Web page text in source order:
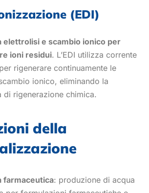
(EDI)
elettrolisi e scambio ionico per
ioni residui. L’EDI utilizza corrente
rigenerare continuamente le
ionico, eliminando la
di rigenerazione chimica.
della
farmaceutica: produzione di acqua